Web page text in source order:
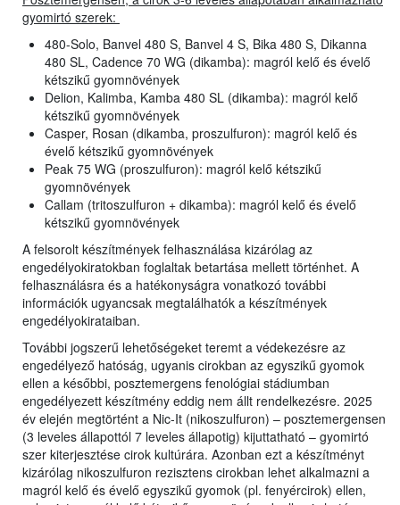
gyomirtó szerek:
480-Solo, Banvel 480 S, Banvel 4 S, Bika 480 S, Dikanna
480 SL, Cadence 70 WG (dikamba): magról kelő és évelő
kétszikű gyomnövények
Delion, Kalimba, Kamba 480 SL (dikamba): magról kelő
kétszikű gyomnövények
Casper, Rosan (dikamba, proszulfuron): magról kelő és
évelő kétszikű gyomnövények
Peak 75 WG (proszulfuron): magról kelő kétszikű
gyomnövények
Callam (tritoszulfuron + dikamba): magról kelő és évelő
kétszikű gyomnövények
A felsorolt készítmények felhasználása kizárólag az
engedélyokiratokban foglaltak betartása mellett történhet. A
felhasználásra és a hatékonyságra vonatkozó további
információk ugyancsak megtalálhatók a készítmények
engedélyokirataiban.
További jogszerű lehetőségeket teremt a védekezésre az
engedélyező hatóság, ugyanis cirokban az egyszikű gyomok
ellen a későbbi, posztemergens fenológiai stádiumban
engedélyezett készítmény eddig nem állt rendelkezésre. 2025
év elején megtörtént a Nic-It (nikoszulfuron) – posztemergensen
(3 leveles állapottól 7 leveles állapotig) kijuttatható – gyomirtó
szer kiterjesztése cirok kultúrára. Azonban ezt a készítményt
kizárólag nikoszulfuron rezisztens cirokban lehet alkalmazni a
magról kelő és évelő egyszikű gyomok (pl. fenyércirok) ellen,